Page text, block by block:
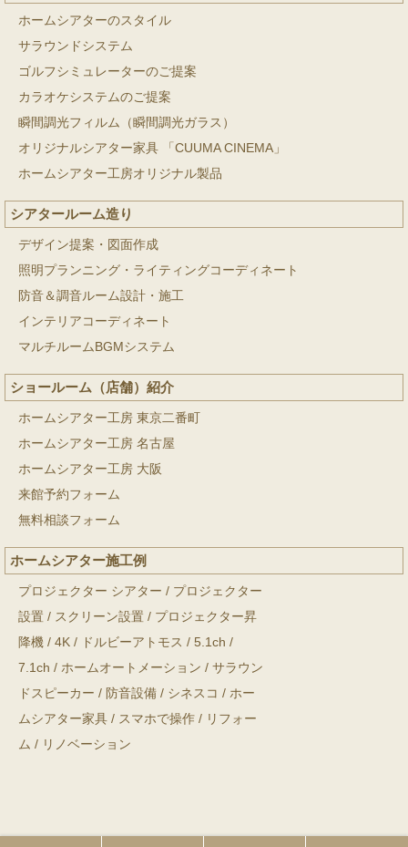
ホームシアターのスタイル
サラウンドシステム
ゴルフシミュレーターのご提案
カラオケシステムのご提案
瞬間調光フィルム（瞬間調光ガラス）
オリジナルシアター家具 「CUUMA CINEMA」
ホームシアター工房オリジナル製品
シアタールーム造り
デザイン提案・図面作成
照明プランニング・ライティングコーディネート
防音＆調音ルーム設計・施工
インテリアコーディネート
マルチルームBGMシステム
ショールーム（店舗）紹介
ホームシアター工房 東京二番町
ホームシアター工房 名古屋
ホームシアター工房 大阪
来館予約フォーム
無料相談フォーム
ホームシアター施工例
プロジェクター シアター / プロジェクター
設置 / スクリーン設置 / プロジェクター昇
降機 / 4K / ドルビーアトモス / 5.1ch /
7.1ch / ホームオートメーション / サラウン
ドスピーカー / 防音設備 / シネスコ / ホー
ムシアター家具 / スマホで操作 / リフォー
ム / リノベーション